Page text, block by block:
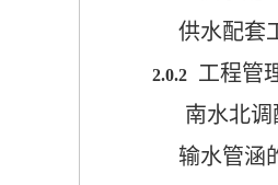
供水配套
2.0.2
工程管
南水北调
输水管涵